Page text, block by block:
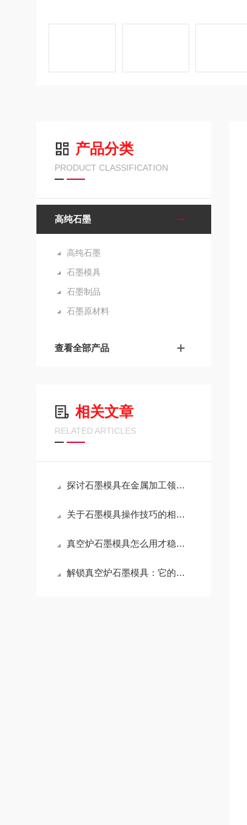
产品分类
PRODUCT CLASSIFICATION
高纯石墨
高纯石墨
石墨模具
石墨制品
石墨原材料
查看全部产品
相关文章
RELATED ARTICLES
探讨石墨模具在金属加工领域的应用
关于石墨模具操作技巧的相关介绍
真空炉石墨模具怎么用才稳？这几点注意事项，越早知道越省心
解锁真空炉石墨模具：它的应用版图，远超你想象